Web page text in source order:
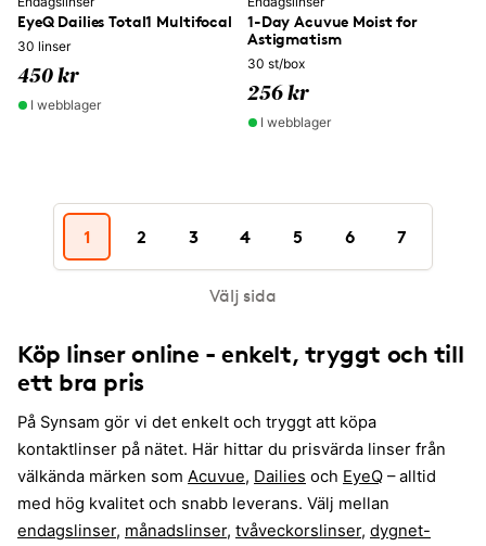
EyeQ Dailies Total1 Multifocal
30 linser
450 kr
I webblager
1-Day Acuvue Moist for
Astigmatism
30 st/box
256 kr
I webblager
1 2 3 4 5 6 7
Välj sida
Köp linser online - enkelt, tryggt och till
ett bra pris
På Synsam gör vi det enkelt och tryggt att köpa
kontaktlinser på nätet. Här hittar du prisvärda linser från
välkända märken som Acuvue, Dailies och EyeQ – alltid
med hög kvalitet och snabb leverans. Välj mellan
endagslinser, månadslinser, tvåveckorslinser, dygnet-